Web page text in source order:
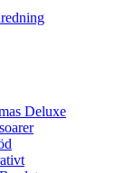
Deluxe